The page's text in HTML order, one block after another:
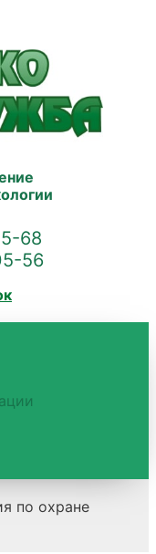
68
56
по охране